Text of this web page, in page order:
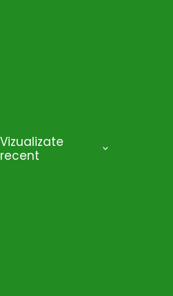
Vizualizate
recent